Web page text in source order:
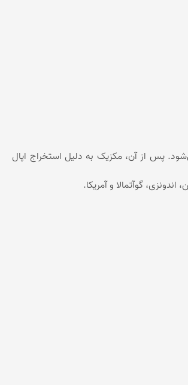
در این کشور استخراج می‌شود. پس از آن، مکزیک به دلیل استخراج اپال
گوآتمالا و آمریکا.